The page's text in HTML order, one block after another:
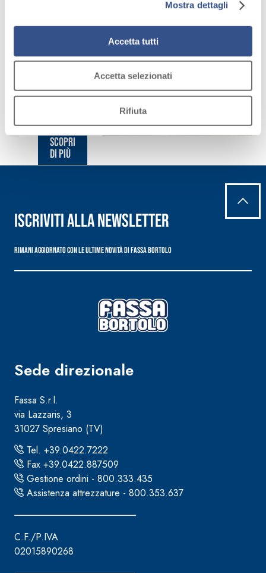
attivi).
Mostra dettagli
Accetta tutti
Accetta selezionati
Rifiuta
Integrato
pensati
le
Scopri
di più
Iscriviti alla newsletter
Rimani aggiornato con le ultime novità di Fassa Bortolo
Sede direzionale
Fassa S.r.l.
via Lazzaris, 3
31027 Spresiano (TV)
Tel. +39.0422.7222
Fax +39.0422.887509
Gestione ordini - 800.333.435
Assistenza attrezzature - 800.353.637
C.F./P.IVA
02015890268